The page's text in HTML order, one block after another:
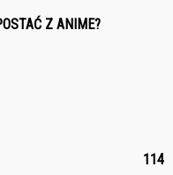
Z ANIME?
114